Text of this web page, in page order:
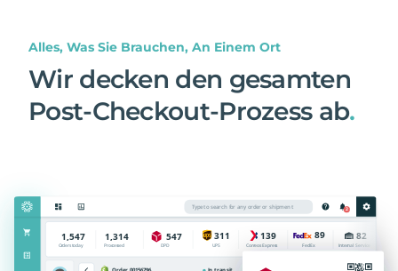
Alles, Was Sie Brauchen, An Einem Ort
Wir decken den gesamten
Post-Checkout-Prozess ab.